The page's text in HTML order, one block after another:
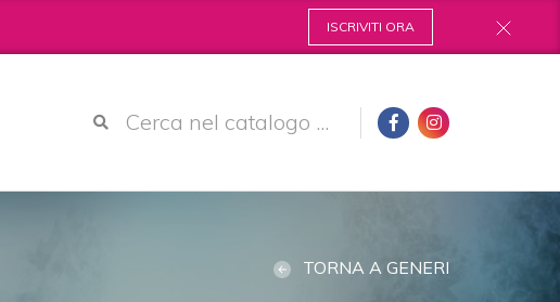
ISCRIVITI ORA
TORNA A GENERI